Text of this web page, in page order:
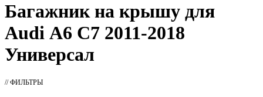
Багажникна крышу для
Audi А6 C7 2011-2018
Универсал
// ФИЛЬТРЫ